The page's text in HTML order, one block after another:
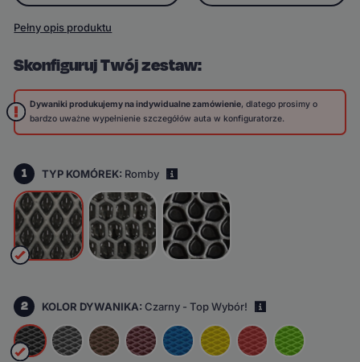
Skonfiguruj Twój zestaw:
Dywaniki produkujemy na indywidualne zamówienie, dlatego prosimy o
bardzo uważne wypełnienie szczegółów auta w konfiguratorze.
1 TYP KOMÓREK: Romby
2 KOLOR DYWANIKA:Czarny - Top Wybór!
Pełny opis produktu